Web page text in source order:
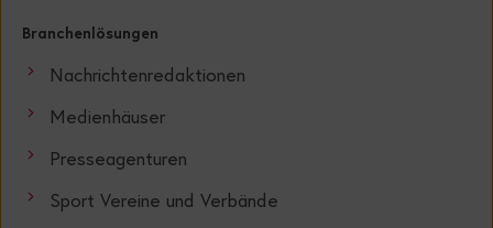
Branchenlösungen
Nachrichtenredaktionen
Medienhäuser
Presseagenturen
Sport Vereine und Verbände